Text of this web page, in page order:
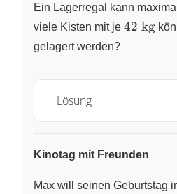
Ein Lagerregal kann maximal
viele Kisten mit je 42 kg
gelagert werden?
Lösung
Kinotag mit Freunden
Max will seinen Geburtstag